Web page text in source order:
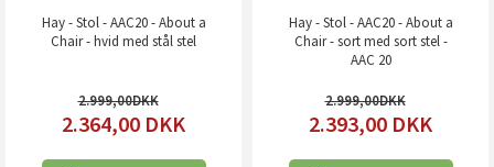
Hay - Stol - AAC20 - About a
Chair - hvid med stål stel
2.999,00
2.364,00 DKK
Hay - Stol - AAC20 - About a
Chair - sort med sort stel -
AAC 20
2.999,00
2.393,00 DKK